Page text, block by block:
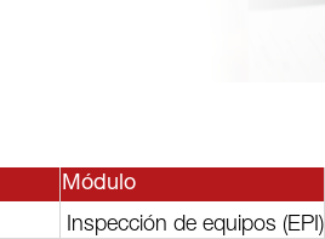
Módulo
Inspección de equipos (EPI)